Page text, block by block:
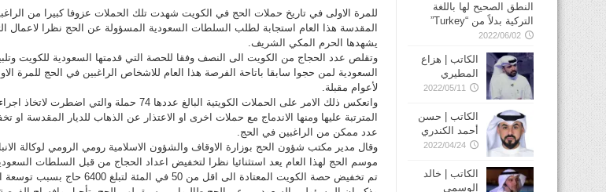
للمرة الاولى في تاريخ حملات الحج في الكويت شهدت تلك الحملات عزوفا كبيرا من
المقدسة هذا العام استجابة لطلب السلطات السعودية المسؤولة عن الحج نظرا لاعمال
يشهدها الحرم المكي الشريف.
وتقلص عدد الحجاج من الكويت الى النصف وفقا للحصة التي قدمتها السعودية للكويت
السعودية لمن حجوا سابقا باتاحة الفرصة هذا العام للاشخاص الراغبين في الحج للمرة
لأعوام مقبلة.
وانعكس ذلك الامر على الحملات الكويتية البالغ عددها 74
المترتبة عليها ومنها الاندماج مع حملات اخرى او الاعتذار عن الذهاب للديار المقدسة
عدد ممكن من الراغبين في الحج.
وقال مدير مكتب شؤون الحج بوزارة الاوقاف والشؤون الاسلامية رومي الرومي لوكالة
موسم الحج لهذا العام يعد استثنائيا نظرا لتخفيض اعداد الحجاج من قبل السلطات السعودية
تم تخفيض حصة الكويت المعتادة الى اقل من 50 في المئة لتبلغ 6400 حاج بسبب توسعة الحرم المكي.
النطق الصحيح لها باللغة
التركية بدلاً من “Turkey”
2022/06/02
الكاتب | هزاع
المطيري
2022/05/11
الكاتب | حسن
أحمد الكندري
2022/04/24
الكاتب | خالد
الوسمي